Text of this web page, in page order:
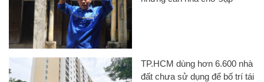
TP.HCM dùng hơn 6.600 nhà
đất chưa sử dụng để bố trí tái